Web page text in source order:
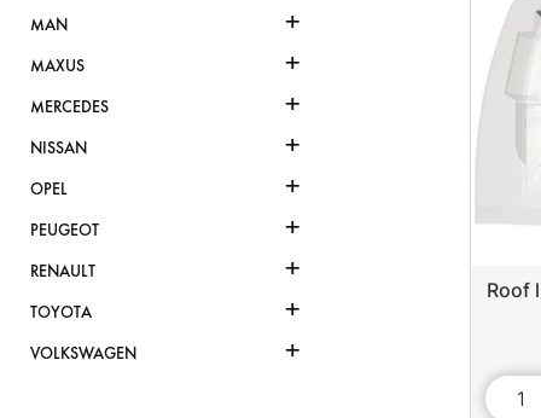
MAN +
MAXUS +
MERCEDES +
NISSAN +
OPEL +
PEUGEOT +
RENAULT +
TOYOTA +
VOLKSWAGEN +
Roof